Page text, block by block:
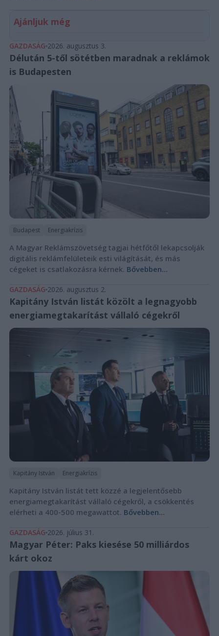
Ajánljuk még
GAZDASÁG 2026. augusztus 3.
Délután 5-től sötétben maradnak a reklámok
is Budapesten
Budapest Energiakrízis
A Magyar Reklámszövetség tagjai hétfőtől lekapcsolják
digitális reklámfelületeik esti világítását, és más
cégeket is csatlakozásra kérnek. Bővebben...
GAZDASÁG 2026. augusztus 2.
Kapitány István listát közölt a legnagyobb
energiamegtakarítást vállaló cégekről
Kapitány István Energiakrízis
Kapitány István listát tett közzé a legjelentősebb
energiamegtakarítást vállaló cégekről, a csökkentés
elérheti a 400-500 megawattot. Bővebben...
GAZDASÁG 2026. július 31.
Magyar Péter: Paks kiesése 50 milliárdos
kárt okoz